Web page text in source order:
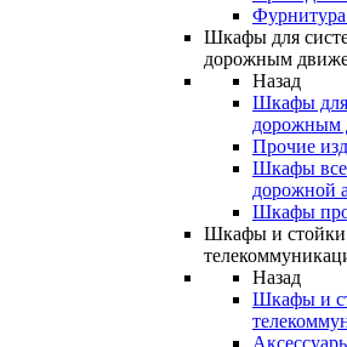
Шкафы для
дорожным
Назад
Шкафы для
Прочие
Шкафы
дорожной
Шкафы
Шкафы и стойки
Назад
Шкафы и